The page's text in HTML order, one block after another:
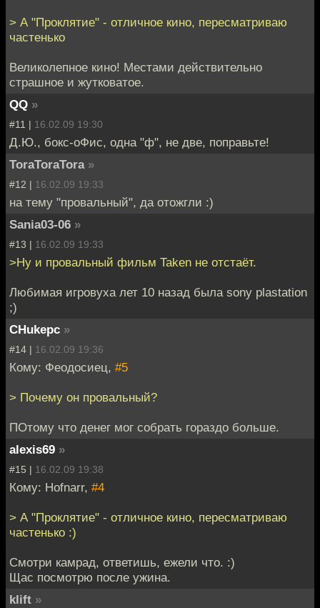
> А "Проклятие" - отличное кино, пересматриваю
частенько
Великолепное кино! Местами действительно
страшное и жутковатое.
QQ »
#11 | 16.02.09 19:30
Д.Ю., бокс-оФис, одна "ф", не две, поправьте!
ToraToraTora »
#12 | 16.02.09 19:33
на тему "провальный", да отожгли :)
Sania03-06 »
#13 | 16.02.09 19:33
>Ну и провальный фильм Taken не отстаёт.
Любимая игровуха лет 10 назад была sony plastation
;)
CHukepc »
#14 | 16.02.09 19:36
Кому: Феодосиец, #5
> Почему он провальный?
ПОтому что денег мог собрать гораздо больше.
alexis69 »
#15 | 16.02.09 19:38
Кому: Hofnarr, #4
> А "Проклятие" - отличное кино, пересматриваю
частенько :)
Смотри камрад, ответишь, ежели что. :)
Щас посмотрю после ужина.
klift »